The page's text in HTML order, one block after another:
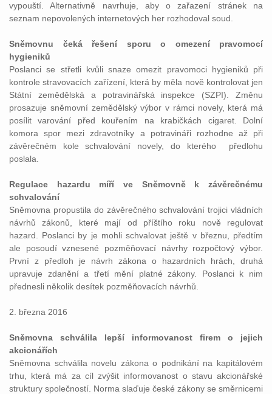
vypouští. Alternativně navrhuje, aby o zařazení stránek na
seznam nepovolených internetových her rozhodoval soud.
Sněmovnu čeká řešení sporu o omezení pravomocí
hygieniků
Poslanci se střetli kvůli snaze omezit pravomoci hygieniků při
kontrole stravovacích zařízení, která by měla nově kontrolovat jen
Státní zemědělská a potravinářská inspekce (SZPI). Změnu
prosazuje sněmovní zemědělský výbor v rámci novely, která má
posílit varování před kouřením na krabičkách cigaret. Dolní
komora spor mezi zdravotníky a potravináři rozhodne až při
závěrečném kole schvalování novely, do kterého předlohu
poslala.
Regulace hazardu míří ve Sněmovně k závěrečnému
schvalování
Sněmovna propustila do závěrečného schvalování trojici vládních
návrhů zákonů, které mají od příštího roku nově regulovat
hazard. Poslanci by je mohli schvalovat ještě v březnu, předtím
ale posoudí vznesené pozměňovací návrhy rozpočtový výbor.
První z předloh je návrh zákona o hazardních hrách, druhá
upravuje zdanění a třetí mění platné zákony. Poslanci k nim
přednesli několik desítek pozměňovacích návrhů.
2. března 2016
Sněmovna schválila lepší informovanost firem o jejich
akcionářích
Sněmovna schválila novelu zákona o podnikání na kapitálovém
trhu, která má za cíl zvýšit informovanost o stavu akcionářské
struktury společností. Norma slaďuje české zákony se směrnicemi